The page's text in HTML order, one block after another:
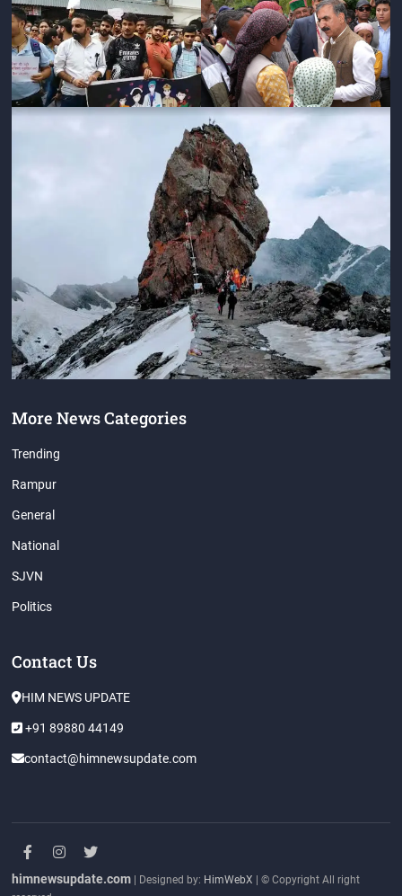
More News Categories
Trending
Rampur
General
National
SJVN
Politics
Contact Us
HIM NEWS UPDATE
+91 89880 44149
contact@himnewsupdate.com
facebook
instagram
twitter
himnewsupdate.com | Designed by: HimWebX
| © Copyright All right